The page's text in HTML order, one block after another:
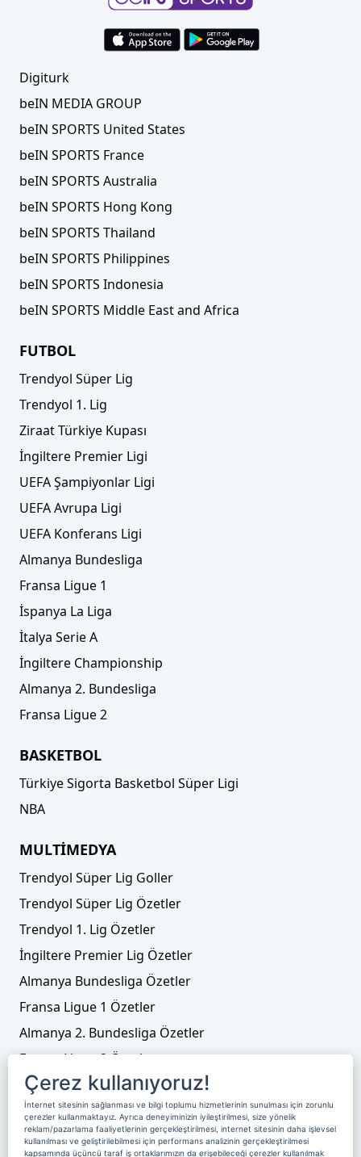
Digiturk
beIN MEDIA GROUP
beIN SPORTS United States
beIN SPORTS France
beIN SPORTS Australia
beIN SPORTS Hong Kong
beIN SPORTS Thailand
beIN SPORTS Philippines
beIN SPORTS Indonesia
beIN SPORTS Middle East and Africa
FUTBOL
Trendyol Süper Lig
Trendyol 1. Lig
Ziraat Türkiye Kupası
İngiltere Premier Ligi
UEFA Şampiyonlar Ligi
UEFA Avrupa Ligi
UEFA Konferans Ligi
Almanya Bundesliga
Fransa Ligue 1
İspanya La Liga
İtalya Serie A
İngiltere Championship
Almanya 2. Bundesliga
Fransa Ligue 2
BASKETBOL
Türkiye Sigorta Basketbol Süper Ligi
NBA
MULTİMEDYA
Trendyol Süper Lig Goller
Trendyol Süper Lig Özetler
Trendyol 1. Lig Özetler
İngiltere Premier Lig Özetler
Almanya Bundesliga Özetler
Fransa Ligue 1 Özetler
Almanya 2. Bundesliga Özetler
Fransa Ligue 2 Özetler
Tenis
Video Liste
Foto Galeriler
Çerez kullanıyoruz!
İnternet sitesinin sağlanması ve bilgi toplumu hizmetlerinin sunulması için zorunlu
çerezler kullanmaktayız. Ayrıca deneyiminizin iyileştirilmesi, size yönelik
reklam/pazarlama faaliyetlerinin gerçekleştirilmesi, internet sitesinin daha işlevsel
kullanılması ve geliştirilebilmesi için performans analizinin gerçekleştirilmesi
kapsamında üçüncü taraf iş ortaklarımızın da erişebileceği çerezler kullanılmak